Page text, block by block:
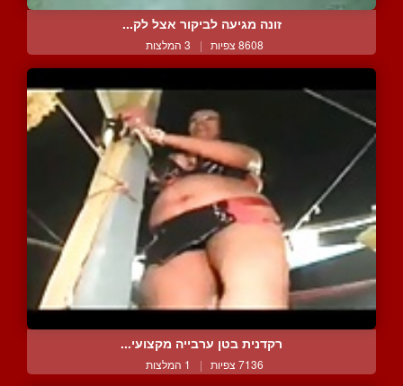
זונה מגיעה לביקור אצל לק...
8608 צפיות | 3 המלצות
רקדנית בטן ערבייה מקצועי...
7136 צפיות | 1 המלצות